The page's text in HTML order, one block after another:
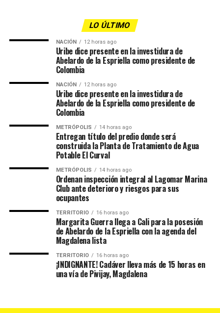
LO ÚLTIMO
NACIÓN 12 horas ago
Uribe dice presente en la investidura de
Abelardo de la Espriella como presidente de
Colombia
NACIÓN 12 horas ago
Uribe dice presente en la investidura de
Abelardo de la Espriella como presidente de
Colombia
METRÓPOLIS 14 horas ago
Entregan título del predio donde será
construida la Planta de Tratamiento de Agua
Potable El Curval
METRÓPOLIS 14 horas ago
Ordenan inspección integral al Lagomar Marina
Club ante deterioro y riesgos para sus
ocupantes
TERRITORIO 16 horas ago
Margarita Guerra llega a Cali para la posesión
de Abelardo de la Espriella con la agenda del
Magdalena lista
TERRITORIO 16 horas ago
¡INDIGNANTE! Cadáver lleva más de 15 horas en
una vía de Pivijay, Magdalena